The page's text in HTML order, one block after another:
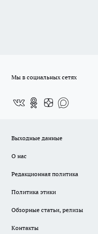
Мы в социальных сетях
Выходные данные
О нас
Редакционная политика
Политика этики
Обзорные статьи, релизы
Контакты